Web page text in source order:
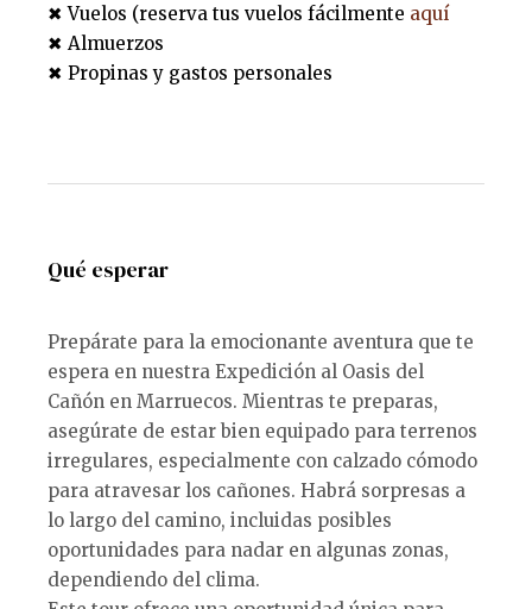
✖ Vuelos (reserva tus vuelos fácilmente aquí
✖ Almuerzos
✖ Propinas y gastos personales
Qué esperar
Prepárate para la emocionante aventura que te
espera en nuestra Expedición al Oasis del
Cañón en Marruecos. Mientras te preparas,
asegúrate de estar bien equipado para terrenos
irregulares, especialmente con calzado cómodo
para atravesar los cañones. Habrá sorpresas a
lo largo del camino, incluidas posibles
oportunidades para nadar en algunas zonas,
dependiendo del clima.